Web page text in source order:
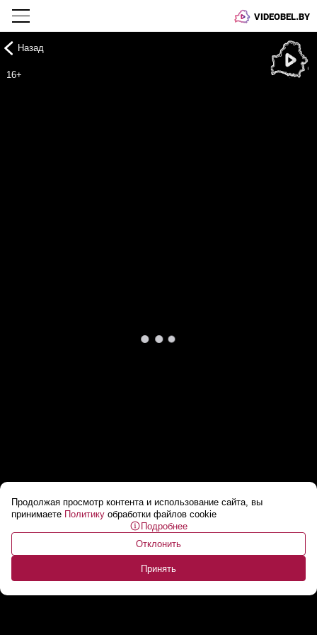
VIDEOBEL.BY
Продолжая просмотр контента и использование сайта, вы
принимаете Политику обработки файлов cookie
Подробнее
Отклонить
Принять
Назад
16+
«Я с удовольствием слушал!» // Путин под
впечатлением от выступления Лукашенко